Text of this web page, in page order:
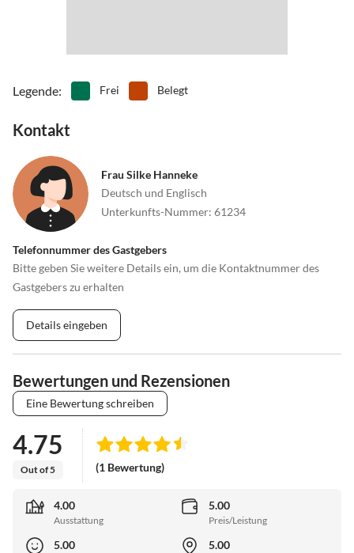
Legende: Frei Belegt
Kontakt
Frau Silke Hanneke
Deutsch und Englisch
Unterkunfts-Nummer: 61234
Telefonnummer des Gastgebers
Bitte geben Sie weitere Details ein, um die Kontaktnummer des
Gastgebers zu erhalten
Details eingeben
Bewertungen und Rezensionen
Eine Bewertung schreiben
4.75
Out of 5 (1 Bewertung)
4.00
Ausstattung
5.00
Preis/Leistung
5.00 5.00